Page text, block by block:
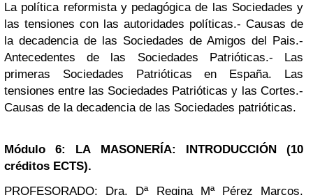
La política reformista y pedagógica de las Sociedades y
las tensiones con las autoridades políticas.- Causas de
la decadencia de las Sociedades de Amigos del Pais.-
Antecedentes de las Sociedades Patrióticas.- Las
primeras Sociedades Patrióticas en España. Las
tensiones entre las Sociedades Patrióticas y las Cortes.-
Causas de la decadencia de las Sociedades patrióticas.
Módulo 6: LA MASONERÍA: INTRODUCCIÓN (10
créditos ECTS).
PROFESORADO: Dra. Dª Regina Mª Pérez Marcos,